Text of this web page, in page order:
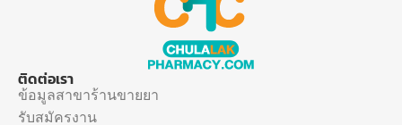
ติดต่อเรา
ข้อมูลสาขาร้านขายยา
รับสมัครงาน